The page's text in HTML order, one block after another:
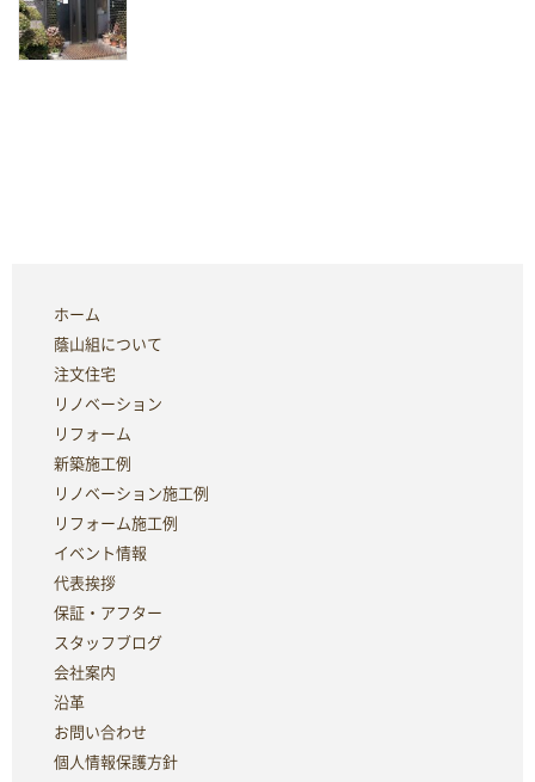
ホーム
蔭山組について
注文住宅
リノベーション
リフォーム
新築施工例
リノベーション施工例
リフォーム施工例
イベント情報
代表挨拶
保証・アフター
スタッフブログ
会社案内
沿革
お問い合わせ
個人情報保護方針